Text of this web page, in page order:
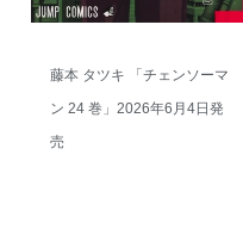
藤本 タツキ 「チェンソーマ
ン 24 巻」2026年6月4日発
売